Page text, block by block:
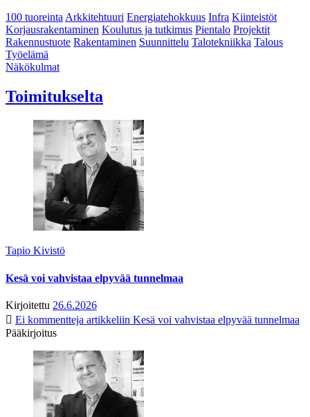
100 tuoreintaArkkitehtuuri Energiatehokkuus Infra Kiinteistöt
Korjausrakentaminen Koulutus ja tutkimus Pientalo Projektit
Rakennustuote Rakentaminen Suunnittelu Talotekniikka Talous
Työelämä
Näkökulmat
Toimitukselta
Tapio Kivistö
Kesä voi vahvistaa elpyvää tunnelmaa
Kirjoitettu 26.6.2026
Ei kommentteja artikkeliin Kesä voi vahvistaa elpyvää tunnelmaa
Pääkirjoitus